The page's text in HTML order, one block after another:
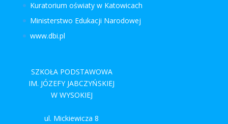
Kuratorium oświaty w Katowicach
Ministerstwo Edukacji Narodowej
www.dbi.pl
SZKOŁA PODSTAWOWA
IM. JÓZEFY JABCZYŃSKIEJ
W WYSOKIEJ
ul. Mickiewicza 8